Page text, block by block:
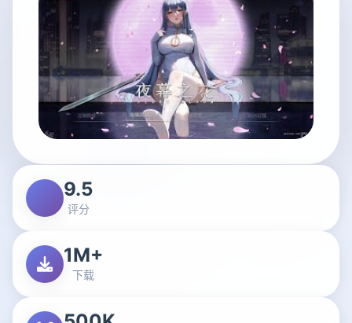
9.5
评分
1M+
下载